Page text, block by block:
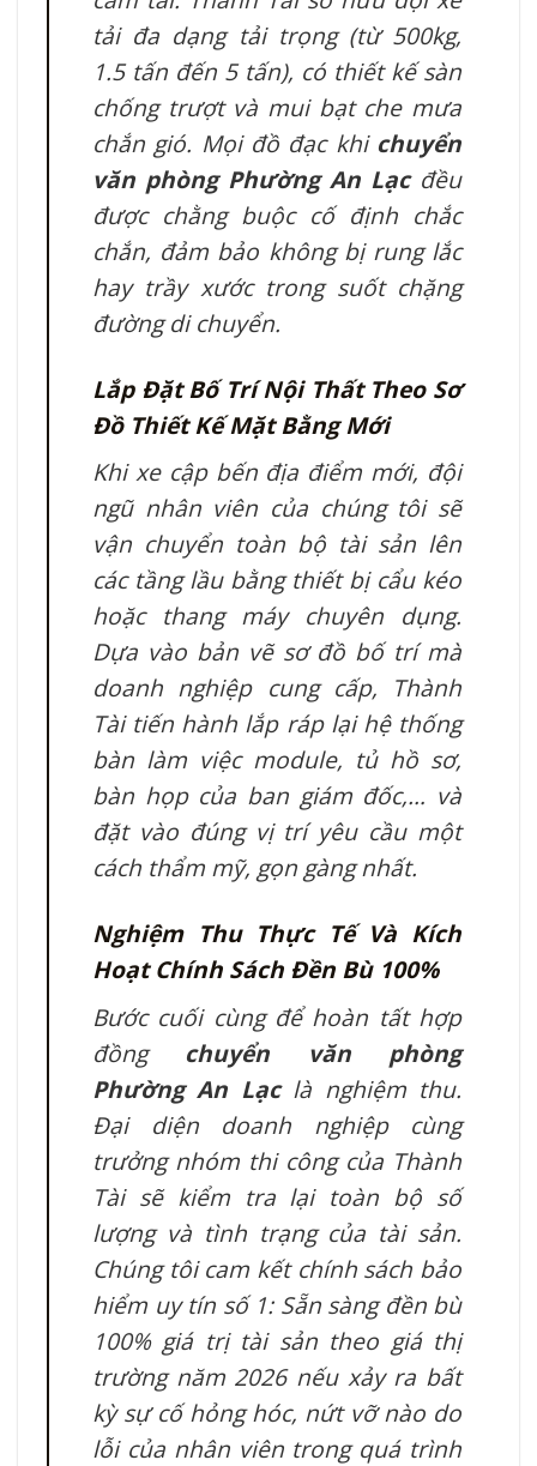
tải đa dạng tải trọng (từ 500kg,
1.5 tấn đến 5 tấn), có thiết kế sàn
chống trượt và mui bạt che mưa
chắn gió. Mọi đồ đạc khi chuyển
văn phòng Phường An Lạcđều
được chằng buộc cố định chắc
chắn, đảm bảo không bị rung lắc
hay trầy xước trong suốt chặng
đường di chuyển.
Lắp Đặt Bố Trí Nội Thất Theo Sơ
Đồ Thiết Kế Mặt Bằng Mới
Khi xe cập bến địa điểm mới, đội
ngũ nhân viên của chúng tôi sẽ
vận chuyển toàn bộ tài sản lên
các tầng lầu bằng thiết bị cẩu kéo
hoặc thang máy chuyên dụng.
Dựa vào bản vẽ sơ đồ bố trí mà
doanh nghiệp cung cấp, Thành
Tài tiến hành lắp ráp lại hệ thống
bàn làm việc module, tủ hồ sơ,
bàn họp của ban giám đốc,… và
đặt vào đúng vị trí yêu cầu một
cách thẩm mỹ, gọn gàng nhất.
Nghiệm Thu Thực Tế Và Kích
Hoạt Chính Sách Đền Bù 100%
Bước cuối cùng để hoàn tất hợp
đồng chuyển văn phòng
Phường An Lạclà nghiệm thu.
Đại diện doanh nghiệp cùng
trưởng nhóm thi công của Thành
Tài sẽ kiểm tra lại toàn bộ số
lượng và tình trạng của tài sản.
Chúng tôi cam kết chính sách bảo
hiểm uy tín số 1: Sẵn sàng đền bù
100% giá trị tài sản theo giá thị
trường năm 2026 nếu xảy ra bất
kỳ sự cố hỏng hóc, nứt vỡ nào do
lỗi của nhân viên trong quá trình